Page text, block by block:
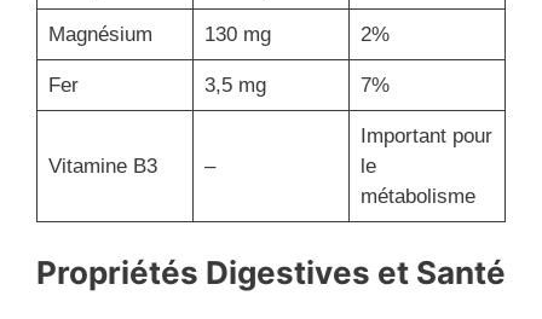
Magnésium 130 mg 2%
Fer 3,5 mg 7%
Vitamine B3 –
Important pour
le
métabolisme
Propriétés Digestives et Santé